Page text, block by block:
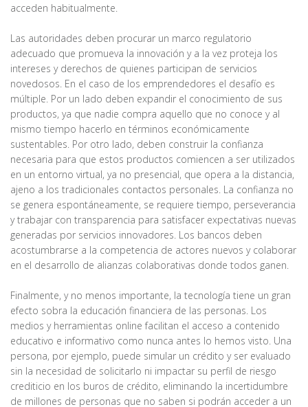
acceden habitualmente.
Las autoridades deben procurar un marco regulatorio
adecuado que promueva la innovación y a la vez proteja los
intereses y derechos de quienes participan de servicios
novedosos. En el caso de los emprendedores el desafío es
múltiple. Por un lado deben expandir el conocimiento de sus
productos, ya que nadie compra aquello que no conoce y al
mismo tiempo hacerlo en términos económicamente
sustentables. Por otro lado, deben construir la confianza
necesaria para que estos productos comiencen a ser utilizados
en un entorno virtual, ya no presencial, que opera a la distancia,
ajeno a los tradicionales contactos personales. La confianza no
se genera espontáneamente, se requiere tiempo, perseverancia
y trabajar con transparencia para satisfacer expectativas nuevas
generadas por servicios innovadores. Los bancos deben
acostumbrarse a la competencia de actores nuevos y colaborar
en el desarrollo de alianzas colaborativas donde todos ganen.
Finalmente, y no menos importante, la tecnología tiene un gran
efecto sobra la educación financiera de las personas. Los
medios y herramientas online facilitan el acceso a contenido
educativo e informativo como nunca antes lo hemos visto. Una
persona, por ejemplo, puede simular un crédito y ser evaluado
sin la necesidad de solicitarlo ni impactar su perfil de riesgo
crediticio en los buros de crédito, eliminando la incertidumbre
de millones de personas que no saben si podrán acceder a un